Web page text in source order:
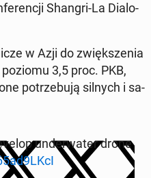
Shangri-La Dia­lo­
w Azji do zwięk­sze­nia
3,5 proc. PKB,
po­trze­bu­ją silnych i sa­
un­der­wa­ter drone